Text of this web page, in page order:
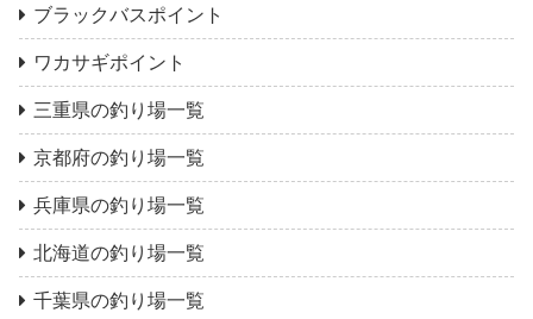
ブラックバスポイント
ワカサギポイント
三重県の釣り場一覧
京都府の釣り場一覧
兵庫県の釣り場一覧
北海道の釣り場一覧
千葉県の釣り場一覧